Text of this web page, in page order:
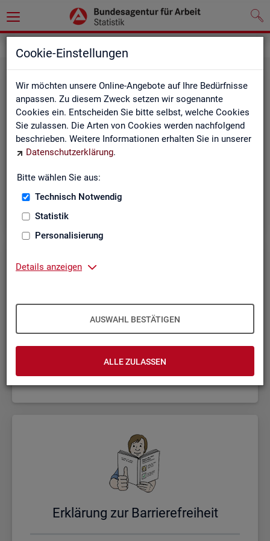
Cookie-Einstellungen
Wir möchten unsere Online-Angebote auf Ihre Bedürfnisse
anpassen. Zu diesem Zweck setzen wir sogenannte
Cookies ein. Entscheiden Sie bitte selbst, welche Cookies
Sie zulassen. Die Arten von Cookies werden nachfolgend
beschrieben. Weitere Informationen erhalten Sie in unserer
Datenschutzerklärung.
Bitte wählen Sie aus:
Technisch Notwendig
Statistik
Personalisierung
Details anzeigen
AUSWAHL BESTÄTIGEN
ALLE ZULASSEN
Er­klä­rung zur Bar­rie­re­frei­heit